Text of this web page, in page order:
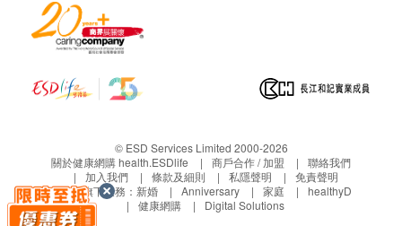
2月28 日）內注射。
客戶必須於2025年8月
APP或WhatsApp 8301 8301預約流感疫苗接種服
務。
客戶必須於疫苗注射前，出示身份證、訂購確認信
診所職員核實身份。
產品不適用於受香港特別行政區政府疫苗資助計劃
涵蓋之人士。
產品只適用於6個月大或以上人士(以注射日當天為
可能無法保證供應
預防疫苗產品不適用於佐敦卓健診斷及放射中心。
卓健醫療體檢中心 - 眼科檢查：
以致熱線8100 8138預約。
客戶必須於預約當天出示身份證及訂購確認信(列
印本或電子版本)以確認身份。
© ESD Services Limited 2000-2026
關於健康網購 health.ESDlife
商戶合作 / 加盟
聯絡我們
加入我們
條款及細則 私隱聲明
免責聲明
生活易旗下業務： 新婚 Anniversary 家庭
healthyD
健康網購
Digital Solutions